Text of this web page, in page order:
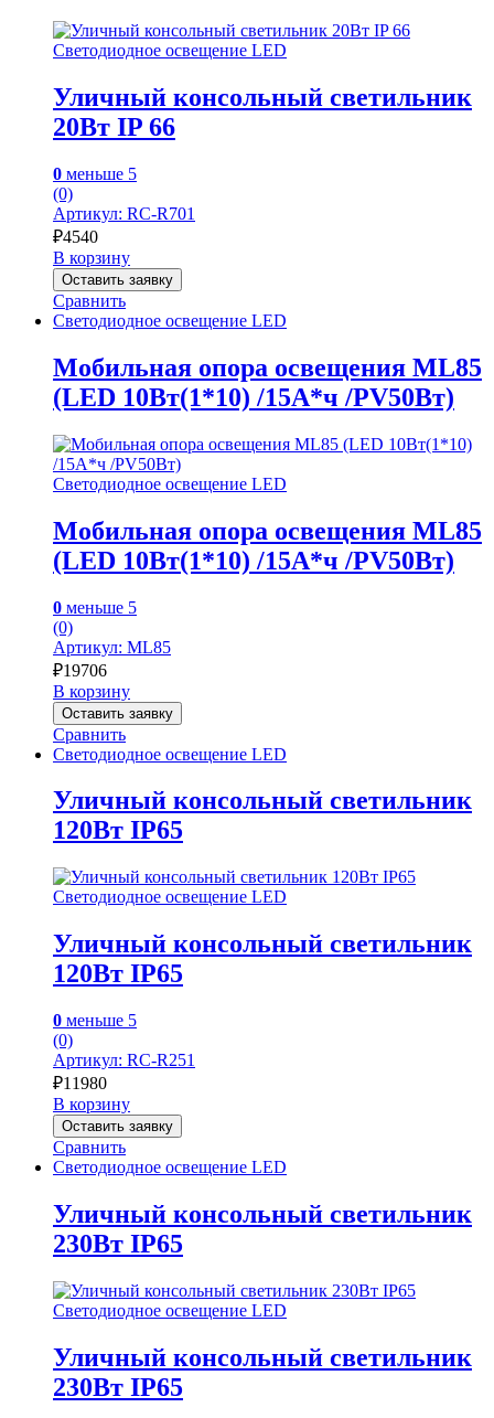
Светодиодное освещение LED
Уличный консольный светильник
20Вт IP 66
0 меньше 5
(0)
Артикул: RC-R701
₽4540
В корзину
Оставить заявку
Сравнить
Светодиодное освещение LED
Мобильная опора освещения ML85
(LED 10Вт(1*10) /15А*ч /PV50Вт)
Светодиодное освещение LED
Мобильная опора освещения ML85
(LED 10Вт(1*10) /15А*ч /PV50Вт)
0 меньше 5
(0)
Артикул: ML85
₽19706
В корзину
Оставить заявку
Сравнить
Светодиодное освещение LED
Уличный консольный светильник
120Вт IP65
Светодиодное освещение LED
Уличный консольный светильник
120Вт IP65
0 меньше 5
(0)
Артикул: RC-R251
₽11980
В корзину
Оставить заявку
Сравнить
Светодиодное освещение LED
Уличный консольный светильник
230Вт IP65
Светодиодное освещение LED
Уличный консольный светильник
230Вт IP65